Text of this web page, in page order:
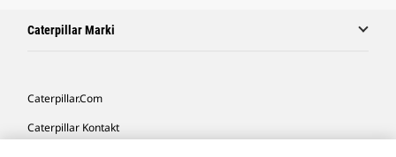
Caterpillar Marki
Caterpillar.com
Caterpillar Kontakt